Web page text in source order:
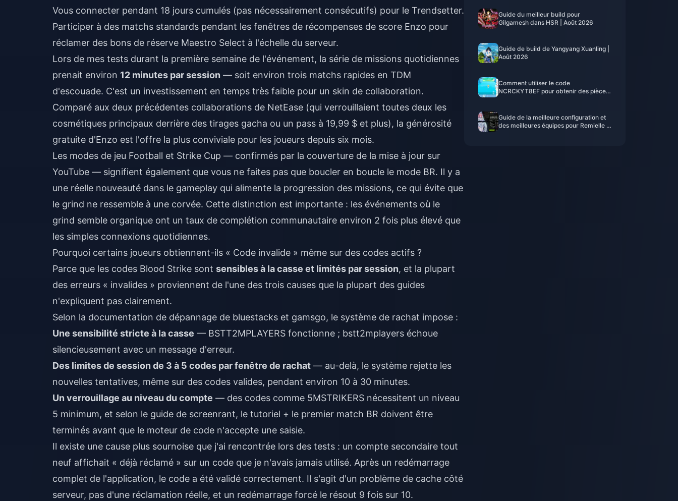
Vous connecter pendant 18 jours cumulés (pas nécessairement consécutifs) pour le Trendsetter.
Participer à des matchs standards pendant les fenêtres de récompenses de score Enzo pour
réclamer des bons de réserve Maestro Select à l'échelle du serveur.
Lors de mes tests durant la première semaine de l'événement, la série de missions quotidiennes
prenait environ 12 minutes par session — soit environ trois matchs rapides en TDM
d'escouade. C'est un investissement en temps très faible pour un skin de collaboration.
Comparé aux deux précédentes collaborations de NetEase (qui verrouillaient toutes deux les
cosmétiques principaux derrière des tirages gacha ou un pass à 19,99 $ et plus), la générosité
gratuite d'Enzo est l'offre la plus conviviale pour les joueurs depuis six mois.
Les modes de jeu Football et Strike Cup — confirmés par la couverture de la mise à jour sur
YouTube — signifient également que vous ne faites pas que boucler en boucle le mode BR. Il y a
une réelle nouveauté dans le gameplay qui alimente la progression des missions, ce qui évite que
le grind ne ressemble à une corvée. Cette distinction est importante : les événements où le
grind semble organique ont un taux de complétion communautaire environ 2 fois plus élevé que
les simples connexions quotidiennes.
Pourquoi certains joueurs obtiennent-ils « Code invalide » même sur des codes actifs ?
Parce que les codes Blood Strike sont sensibles à la casse et limités par session, et la plupart
des erreurs « invalides » proviennent de l'une des trois causes que la plupart des guides
n'expliquent pas clairement.
Selon la documentation de dépannage de bluestacks et gamsgo, le système de rachat impose :
Une sensibilité stricte à la casse — BSTT2MPLAYERS fonctionne ; bstt2mplayers échoue
silencieusement avec un message d'erreur.
Des limites de session de 3 à 5 codes par fenêtre de rachat — au-delà, le système rejette les
nouvelles tentatives, même sur des codes valides, pendant environ 10 à 30 minutes.
Un verrouillage au niveau du compte — des codes comme 5MSTRIKERS nécessitent un niveau
5 minimum, et selon le guide de screenrant, le tutoriel + le premier match BR doivent être
terminés avant que le moteur de code n'accepte une saisie.
Il existe une cause plus sournoise que j'ai rencontrée lors des tests : un compte secondaire tout
neuf affichait « déjà réclamé » sur un code que je n'avais jamais utilisé. Après un redémarrage
complet de l'application, le code a été validé correctement. Il s'agit d'un problème de cache côté
serveur, pas d'une réclamation réelle, et un redémarrage forcé le résout 9 fois sur 10.
Guide du meilleur build pour
Gilgamesh dans HSR | Août 2026
Guide de build de Yangyang Xuanling |
Août 2026
Comment utiliser le code
NCRCKYT8EF pour obtenir des pièces
Guide de la meilleure configuration et
des meilleures équipes pour Remielle |